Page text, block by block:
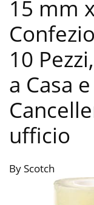
15 mm
10
a Casa
ufficio
By Scotch